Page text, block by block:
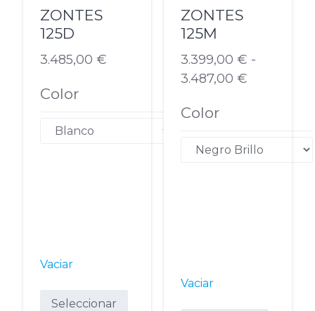
ZONTES
125D
3.485,00 €
Color
Vaciar
Seleccionar
ZONTES
125M
3.399,00 € -
3.487,00 €
de
desde
Color
Vaciar